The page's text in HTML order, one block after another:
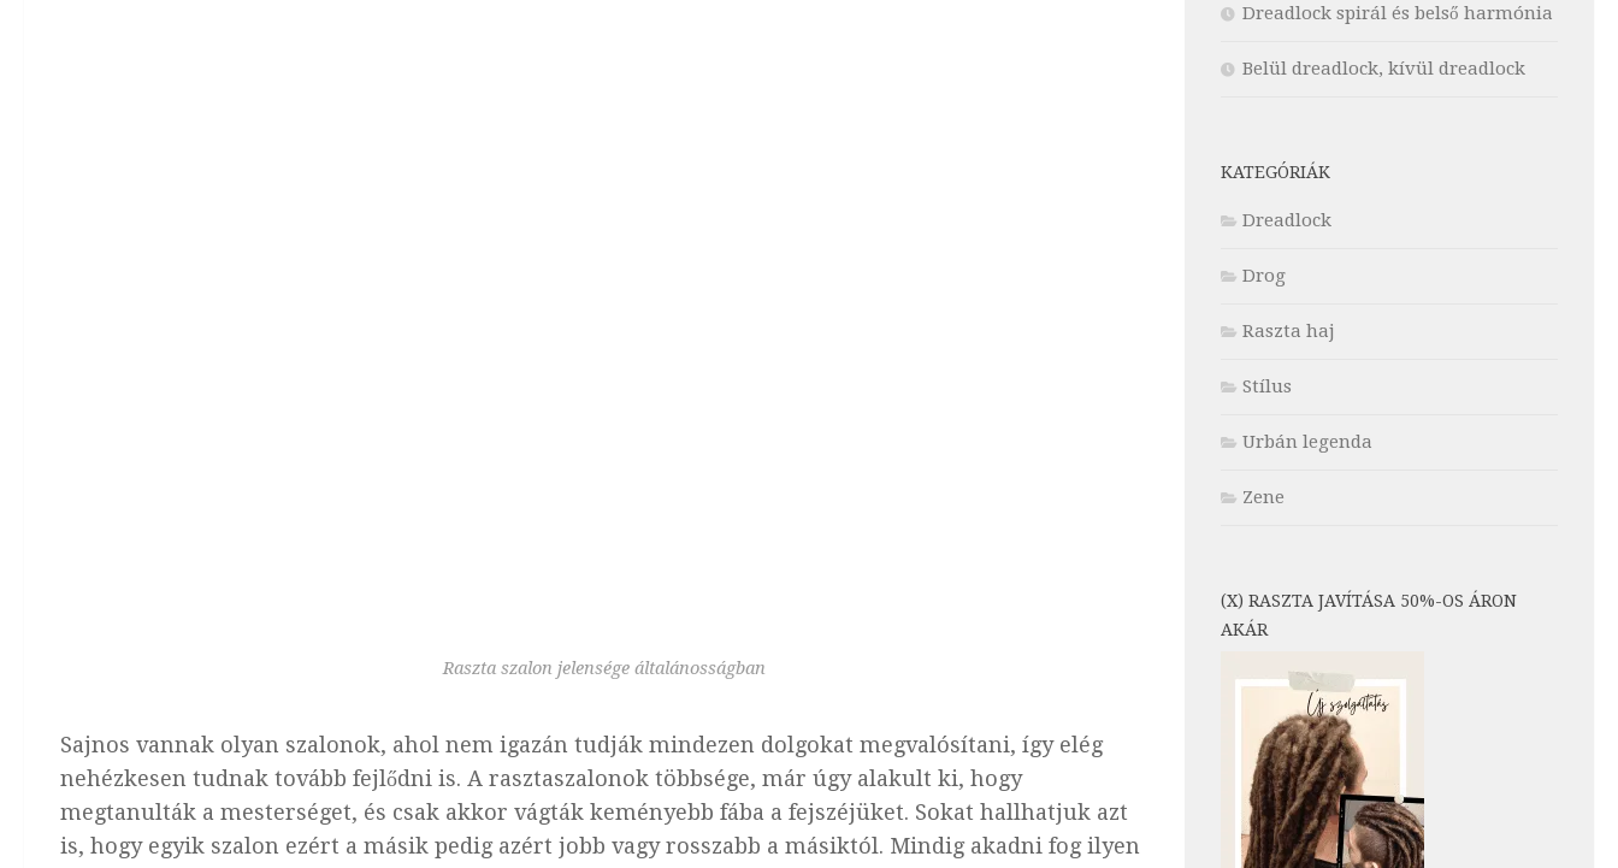
Raszta szalon jelensége általánosságban
Sajnos vannak olyan szalonok, ahol nem igazán tudják mindezen dolgokat megvalósítani, így elég
nehézkesen tudnak tovább fejlődni is. A rasztaszalonok többsége, már úgy alakult ki, hogy
megtanulták a mesterséget, és csak akkor vágták keményebb fába a fejszéjüket. Sokat hallhatjuk azt
is, hogy egyik szalon ezért a másik pedig azért jobb vagy rosszabb a másiktól. Mindig akadni fog ilyen
Dreadlock spirál és belső harmónia
Belül dreadlock, kívül dreadlock
KATEGÓRIÁK
Dreadlock
Drog
Raszta haj
Stílus
Urbán legenda
Zene
(X) RASZTA JAVÍTÁSA 50%-OS ÁRON
AKÁR